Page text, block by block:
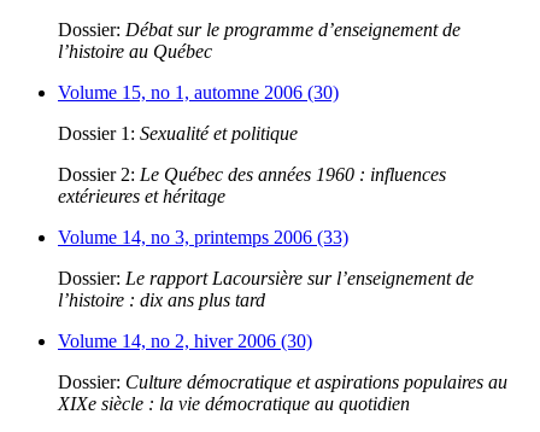
Dossier: Débat sur le programme d’enseignement de
l’histoire au Québec
Volume 15, no 1, automne 2006 (30)
Dossier 1: Sexualité et politique
Dossier 2: Le Québec des années 1960 : influences
extérieures et héritage
Volume 14, no 3, printemps 2006 (33)
Dossier: Le rapport Lacoursière sur l’enseignement de
l’histoire : dix ans plus tard
Volume 14, no 2, hiver 2006 (30)
Dossier: Culture démocratique et aspirations populaires au
XIXe siècle : la vie démocratique au quotidien